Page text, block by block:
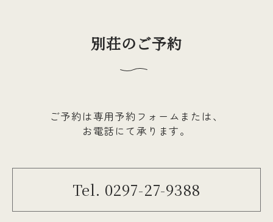
別荘のご予約
ご予約は専用予約フォームまたは、
お電話にて承ります。
Tel. 0297-27-9388